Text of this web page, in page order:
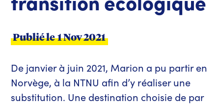
Publié le 1 Nov 2021
De janvier à juin 2021, Marion a pu partir en
Norvège, à la NTNU afin d’y réaliser une
substitution. Une destination choisie de par